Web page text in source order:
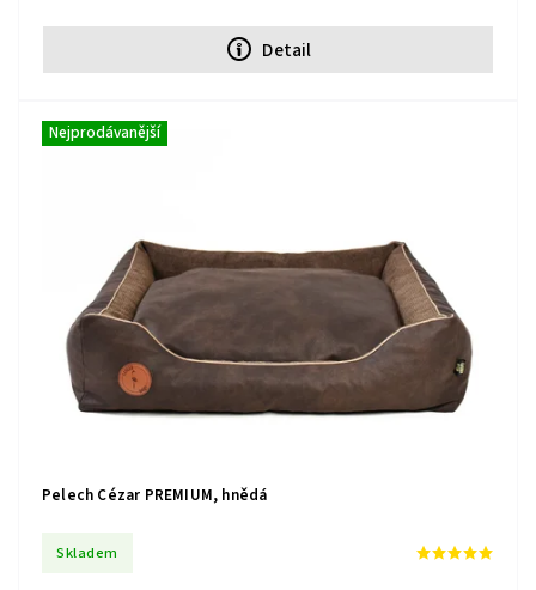
Detail
Nejprodávanější
Pelech Cézar PREMIUM, hnědá
Skladem